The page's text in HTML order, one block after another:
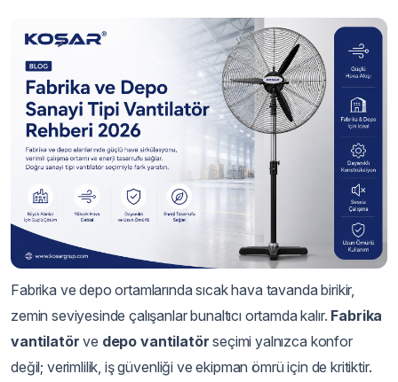
Fabrika ve depo ortamlarında sıcak hava tavanda birikir,
zemin seviyesinde çalışanlar bunaltıcı ortamda kalır. Fabrika
vantilatör ve depo vantilatör seçimi yalnızca konfor
değil; verimlilik, iş güvenliği ve ekipman ömrü için de kritiktir.